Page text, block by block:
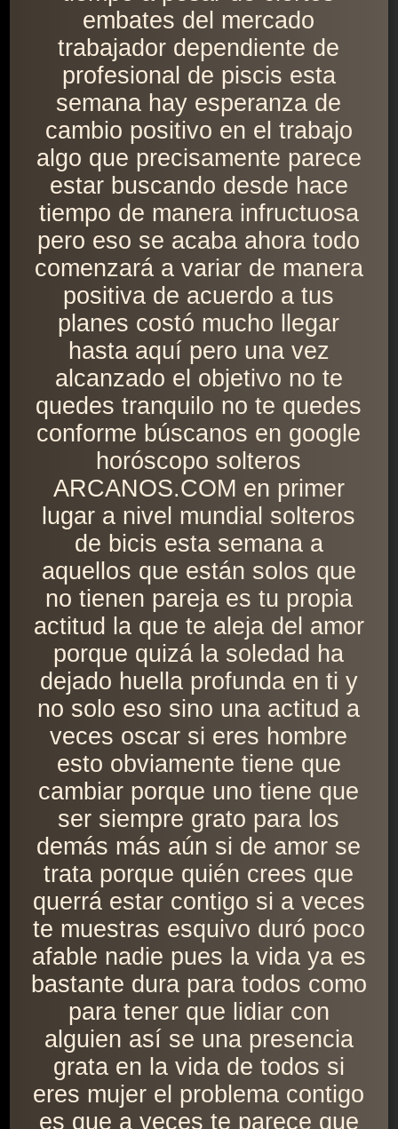
embates del mercado
trabajador dependiente de
profesional de piscis esta
semana hay esperanza de
cambio positivo en el trabajo
algo que precisamente parece
estar buscando desde hace
tiempo de manera infructuosa
pero eso se acaba ahora todo
comenzará a variar de manera
positiva de acuerdo a tus
planes costó mucho llegar
hasta aquí pero una vez
alcanzado el objetivo no te
quedes tranquilo no te quedes
conforme búscanos en google
horóscopo solteros
ARCANOS.COM en primer
lugar a nivel mundial solteros
de bicis esta semana a
aquellos que están solos que
no tienen pareja es tu propia
actitud la que te aleja del amor
porque quizá la soledad ha
dejado huella profunda en ti y
no solo eso sino una actitud a
veces oscar si eres hombre
esto obviamente tiene que
cambiar porque uno tiene que
ser siempre grato para los
demás más aún si de amor se
trata porque quién crees que
querrá estar contigo si a veces
te muestras esquivo duró poco
afable nadie pues la vida ya es
bastante dura para todos como
para tener que lidiar con
alguien así se una presencia
grata en la vida de todos si
eres mujer el problema contigo
es que a veces te parece que